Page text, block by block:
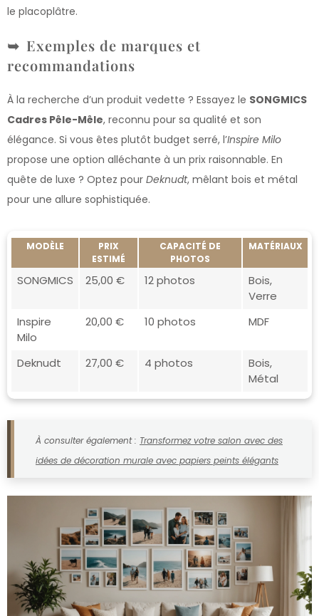
le placoplâtre.
Exemples de marques et
recommandations
À la recherche d’un produit vedette ? Essayez le SONGMICS
Cadres Pêle-Mêle, reconnu pour sa qualité et son
élégance. Si vous êtes plutôt budget serré, l’Inspire Milo
propose une option alléchante à un prix raisonnable. En
quête de luxe ? Optez pour Deknudt, mêlant bois et métal
pour une allure sophistiquée.
MODÈLE
PRIX
ESTIMÉ
CAPACITÉ DE
PHOTOS
MATÉRIAUX
SONGMICS 25,00 € 12 photos
Bois,
Verre
Inspire
Milo
20,00 € 10 photos MDF
Deknudt 27,00 € 4 photos
Bois,
Métal
À consulter également : Transformez votre salon avec des
idées de décoration murale avec papiers peints élégants